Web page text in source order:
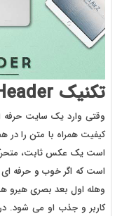
تکنیک Hero Header چیست؟
وقتی وارد یک سایت حرفه
کیفیت همراه با متن را
است یک عکس ثابت،
است که اگر خوب و حرفه ای
وهله اول بعد بصری هیرو
کاربر و جذب او می شود.